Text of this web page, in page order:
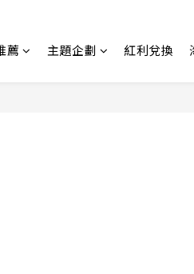
薦 主題企劃 紅利兌換